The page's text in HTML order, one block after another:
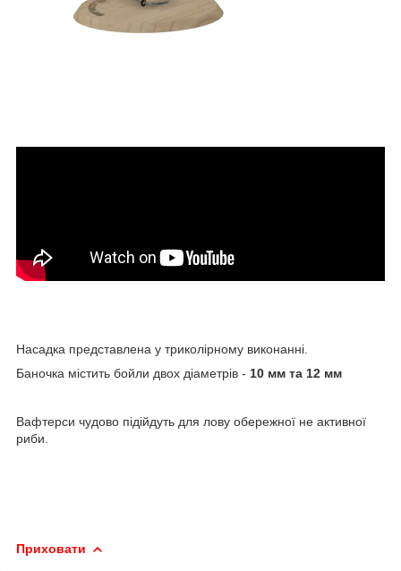
Насадка представлена у триколірному виконанні.
Баночка містить бойли двох діаметрів - 10 мм та 12 мм
Вафтерси чудово підійдуть для лову обережної не активної
риби.
Приховати